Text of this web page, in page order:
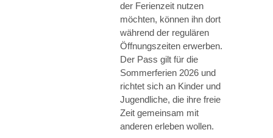
der Ferienzeit nutzen
möchten, können ihn dort
während der regulären
Öffnungszeiten erwerben.
Der Pass gilt für die
Sommerferien 2026 und
richtet sich an Kinder und
Jugendliche, die ihre freie
Zeit gemeinsam mit
anderen erleben wollen.